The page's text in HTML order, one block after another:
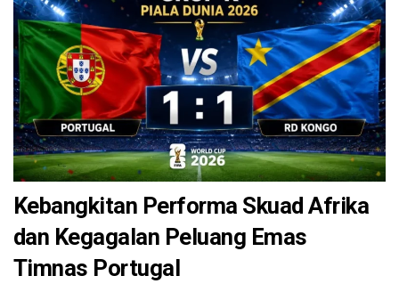
Kebangkitan Performa Skuad Afrika
dan Kegagalan Peluang Emas
Timnas Portugal